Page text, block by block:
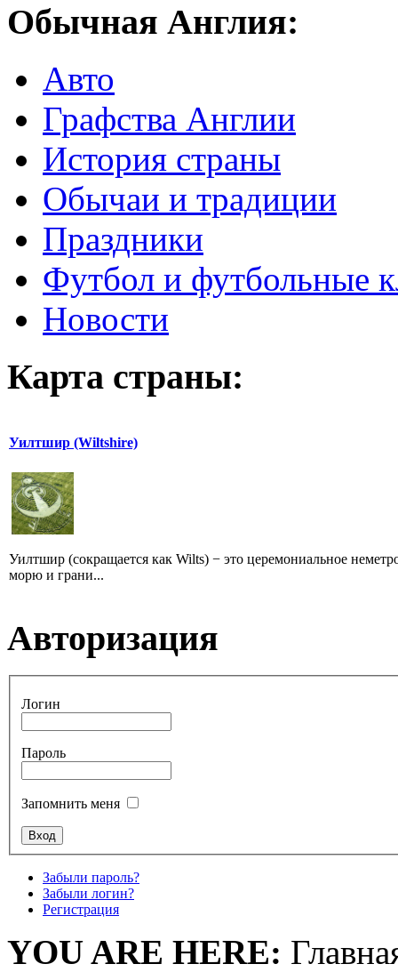
Обычная Англия:
Авто
Графства Англии
История страны
Обычаи и традиции
Праздники
Футбол и футбольные
Новости
Карта страны:
Уилтшир (Wiltshire)
Уилтшир (сокращается как Wilts) − это церемониальное
морю и грани...
Авторизация
Логин
Пароль
Запомнить меня
Забыли пароль?
Забыли логин?
Регистрация
YOU ARE HERE: